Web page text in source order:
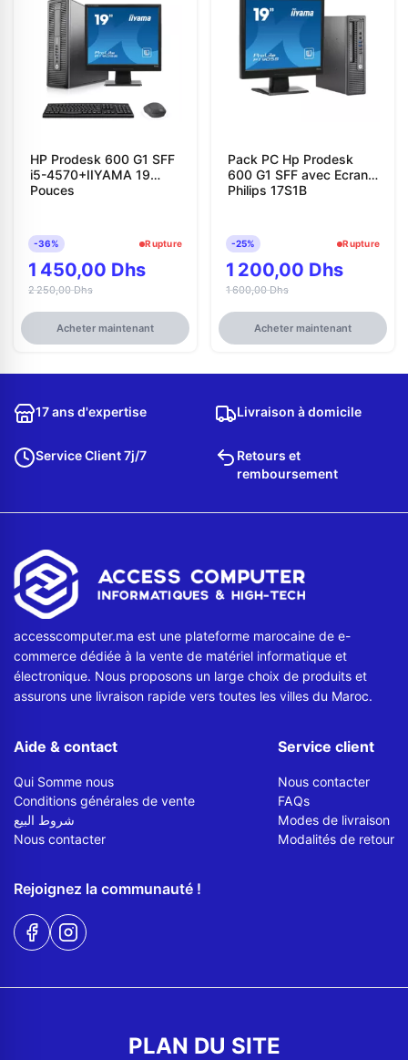
HP Prodesk 600 G1 SFF
i5-4570+IIYAMA 19
Pouces
-36% Rupture
1 450,00 Dhs
2 250,00 Dhs
Acheter maintenant
Pack PC Hp Prodesk
600 G1 SFF avec Ecran
Philips 17S1B
-25% Rupture
1 200,00 Dhs
1 600,00 Dhs
Acheter maintenant
17 ans d'expertise Livraison à domicile
Service Client 7j/7
Retours et
remboursement
accesscomputer.ma est une plateforme marocaine de e-
commerce dédiée à la vente de matériel informatique et
électronique. Nous proposons un large choix de produits et
assurons une livraison rapide vers toutes les villes du Maroc.
Aide & contact
Qui Somme nous
Conditions générales de vente
شروط البيع
Nous contacter
Service client
Nous contacter
FAQs
Modes de livraison
Modalités de retour
Rejoignez la communauté !
PLAN DU SITE